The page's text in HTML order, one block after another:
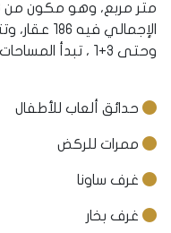
وحتى 3+1 ، تبدأ المساحات من 105 م2 حتى 140 م2.
حدائق ألعاب للأطفال
ممرات للركض
غرف ساونا
غرف بخار